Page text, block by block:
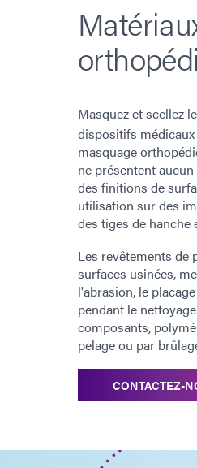
Masquez et scellez
dispositifs médicaux
masquage
ne présentent
des finitions de
utilisation sur des
des tiges de hanche
Les revêtements de
surfaces usinées,
l'abrasion, le
pendant le
composants,
pelage ou par
CONTACTEZ-